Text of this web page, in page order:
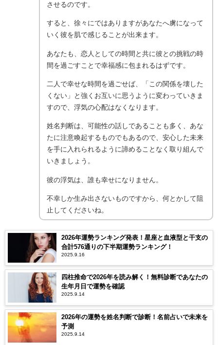
させるのです。
すると、徐々にではありますがあなたへ虜になって
いく彼を肌で感じることが出来ます。
あなたも、恋人としての時間と共に彼との挑戦の時
間を過ごすことで幸福感に包まれるはずです。
二人で幸せな時間を過ごせば、「この関係を壊した
くない」と強くお互いに思うように変わっていきま
すので、浮気の心配はなくなります。
姓名判断は、可能性の話しであることも多く、あな
たに注意喚起するものでもあるので、安心した未来
を手に入れられるように諦めることなく取り組んで
いきましょう。
彼の浮気は、誰も幸せになりません。
不幸しか生み出さないものですから、何とかして阻
止してくださいね。
2026年運勢ランキング発表！星座と血液型と干支の
合計576通りの下半期運勢ランキング！
2025.9.16
四柱推命で2026年を読み解く！無料診断であなたの
生年月日で運勢を確認
2025.9.14
2026年の運勢を姓名判断で診断！名前占いで未来を
予測
2025.9.14